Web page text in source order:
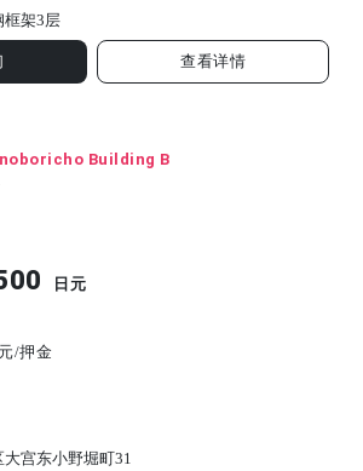
框架3 层
查看详情
Building B
日元
/押金
宫东小野堀町31